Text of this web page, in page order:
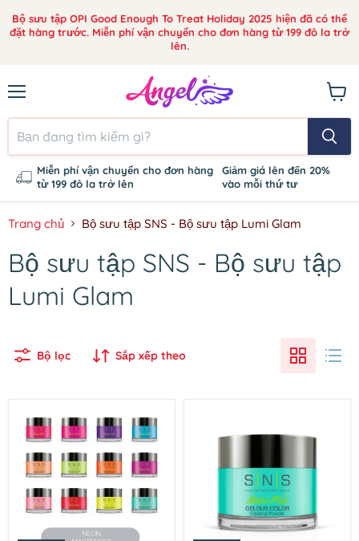
Bộ sưu tập OPI Good Enough To Treat Holiday 2025 hiện đã có thể
đặt hàng trước. Miễn phí vận chuyển cho đơn hàng từ 199 đô la trở
lên.
đơn
Miễn phí vận chuyển cho đơn hàng
từ 199 đô la trở lên
Giảm giá lên đến 20%
vào mỗi thứ tư
giỏ
hàng
Trang chủ Bộ sưu tập SNS - Bộ sưu tập Lumi Glam
Bộ sưu tập SNS - Bộ sưu tập
Lumi Glam
Bộ lọc Sắp xếp theo